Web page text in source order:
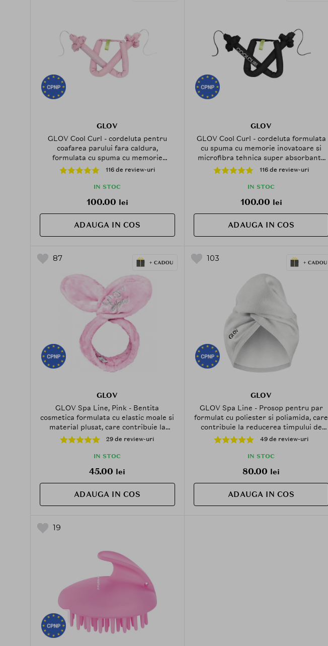
GLOV
GLOV Cool Curl - cordeluta pentru
coafarea parului fara caldura,
formulata cu spuma cu memorie
inovatoare si microfibra tehnica
absorbanta GLOV - Pink
116 de review-uri
IN STOC
100.00 lei
ADAUGA IN COS
GLOV
GLOV Cool Curl - cordeluta formulata
cu spuma cu memorie inovatoare si
microfibra tehnica super absorbanta
GLOV, pentru coafarea parului fara
caldura - Black
116 de review-uri
IN STOC
100.00 lei
ADAUGA IN COS
87
GLOV
GLOV Spa Line, Pink - Bentita
cosmetica formulata cu elastic moale si
material plusat, care contribuie la
prinderea parului in timpul
demachierii si la metinerea confortului
in rutina de beauty
29 de review-uri
IN STOC
45.00 lei
ADAUGA IN COS
103
GLOV
GLOV Spa Line - Prosop pentru par
formulat cu poliester si poliamida, care
contribuie la reducerea timpului de
uscare a parului si la metinerea parului
strans in timpul ritualurilor de
curatare
49 de review-uri
IN STOC
80.00 lei
ADAUGA IN COS
19